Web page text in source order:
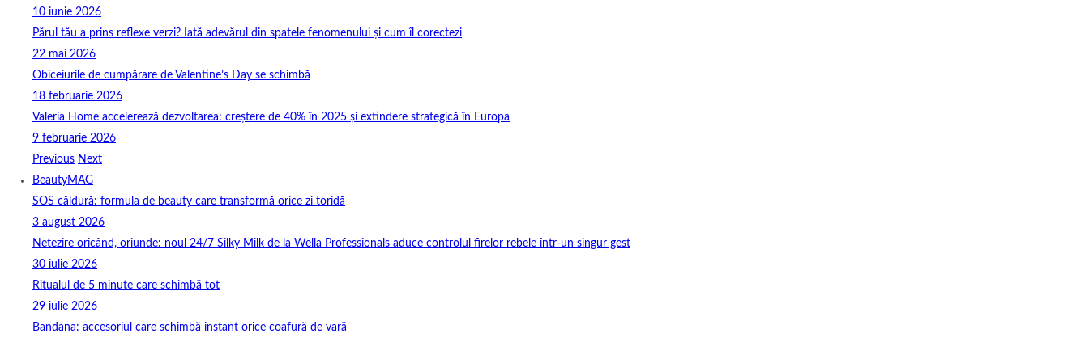
10 iunie 2026
Părul tău a prins reflexe verzi? Iată adevărul din spatele fenomenului și cum îl corectezi
22 mai 2026
Obiceiurile de cumpărare de Valentine’s Day se schimbă
18 februarie 2026
Valeria Home accelerează dezvoltarea: creștere de 40% în 2025 și extindere strategică în Europa
9 februarie 2026
Previous Next
BeautyMAG
SOS căldură: formula de beauty care transformă orice zi toridă
3 august 2026
Netezire oricând, oriunde: noul 24/7 Silky Milk de la Wella Professionals aduce controlul firelor rebele într-un singur gest
30 iulie 2026
Ritualul de 5 minute care schimbă tot
29 iulie 2026
Bandana: accesoriul care schimbă instant orice coafură de vară